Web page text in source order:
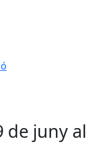
de juny al